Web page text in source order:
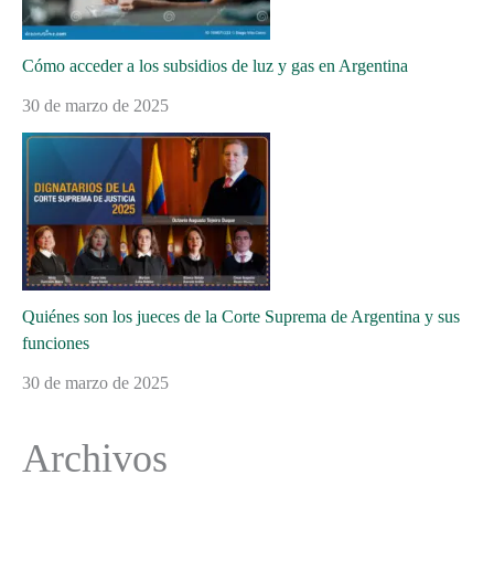
Cómo acceder a los subsidios de luz y gas en Argentina
30 de marzo de 2025
Quiénes son los jueces de la Corte Suprema de Argentina y sus
funciones
30 de marzo de 2025
Archivos